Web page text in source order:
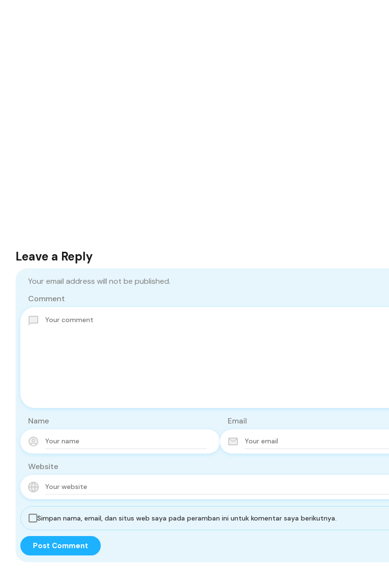
Leave a Reply
Your email address will not be published.
Comment
Name Email
Website
Simpan nama, email, dan situs web saya pada peramban ini untuk komentar saya berikutnya.